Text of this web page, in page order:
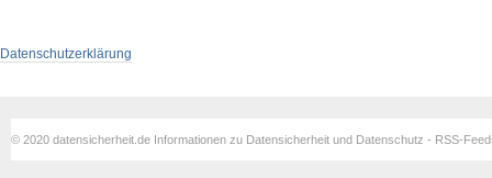
Datenschutzerklärung
© 2020 datensicherheit.de Informationen zu Datensicherheit und Datenschutz - RSS-